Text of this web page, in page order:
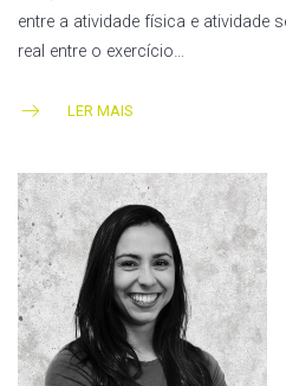
entre a atividade física e atividade
real entre o exercício…
LER MAIS